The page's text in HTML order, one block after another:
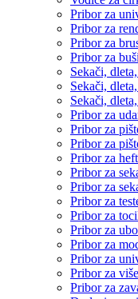
Pribor za
Pribor za
Pribor za
Pribor za
Sekači,
Sekači,
Sekači,
Pribor za
Pribor za
Pribor za
Pribor za
Pribor za
Pribor za
Pribor za
Pribor za
Pribor za
Pribor za
Pribor za
Pribor za
Pribor za